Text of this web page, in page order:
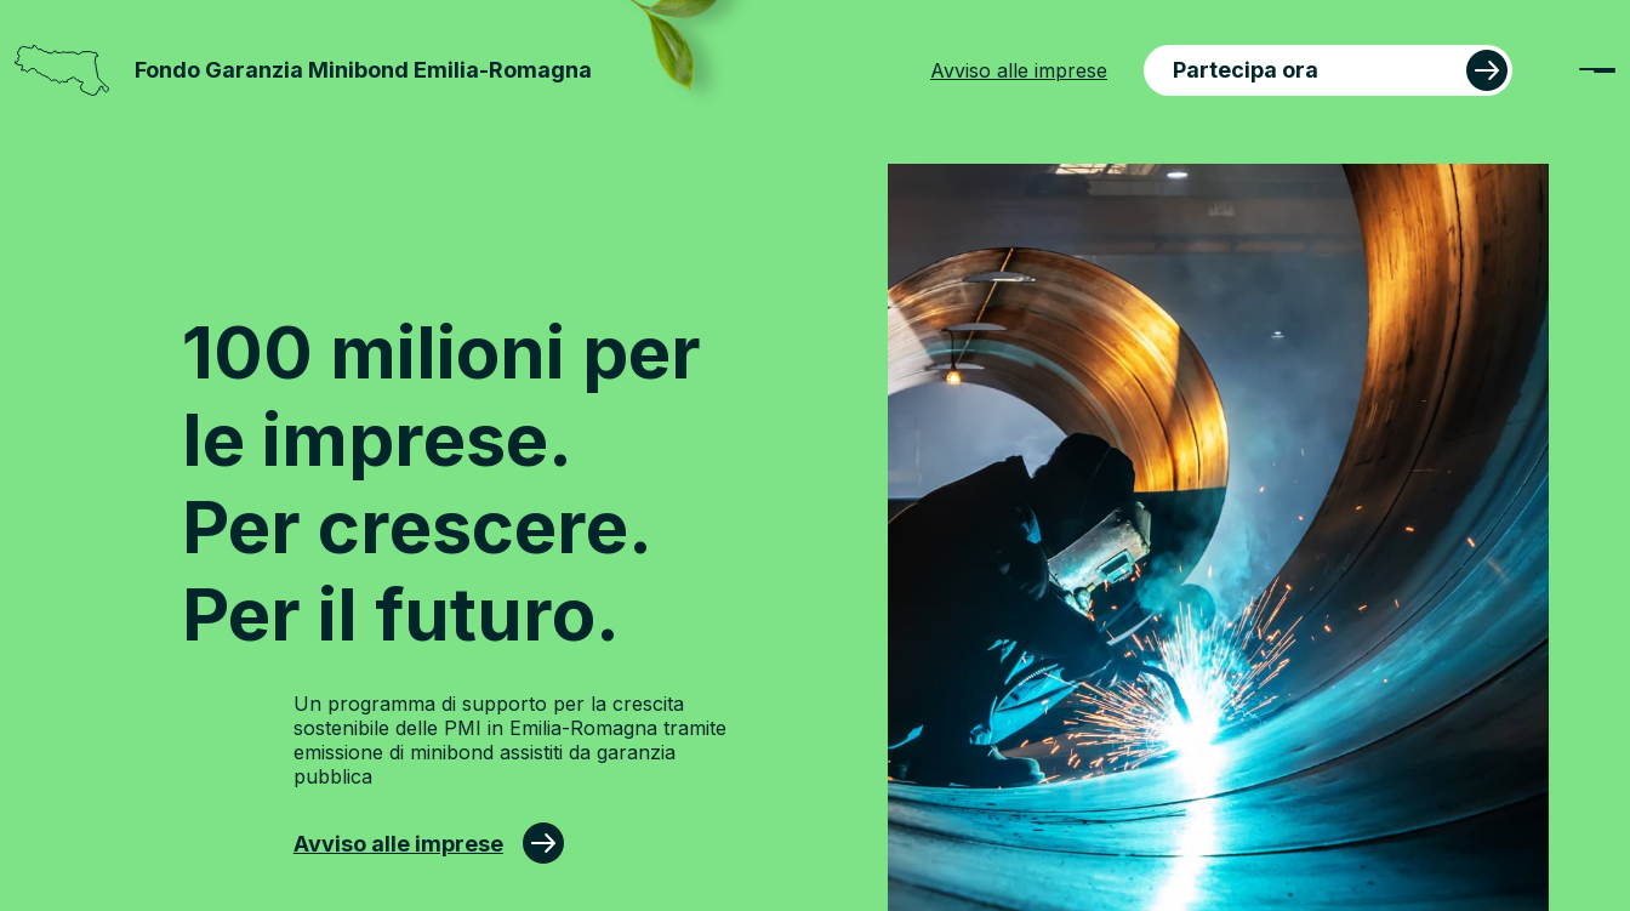
Fondo Garanzia Minibond Emilia-Romagna Avviso alle imprese Partecipa ora
100 milioni per
le imprese.
Per crescere.
Per il futuro.
Un programma di supporto per la crescita
sostenibile delle PMI in Emilia-Romagna tramite
emissione di minibond assistiti da garanzia
pubblica
Avviso alle imprese